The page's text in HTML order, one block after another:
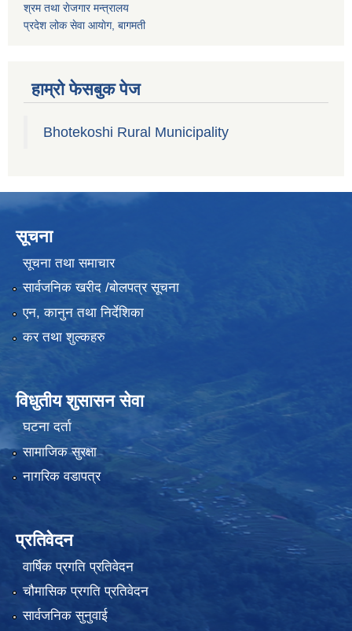
श्रम तथा राेजगार मन्त्रालय
प्रदेश लोक सेवा आयाेग, बागमती
हाम्रो फेसबुक पेज
Bhotekoshi Rural Municipality
सूचना
सूचना तथा समाचार
सार्वजनिक खरीद /बोलपत्र सूचना
एन, कानुन तथा निर्देशिका
कर तथा शुल्कहरु
विधुतीय शुसासन सेवा
घटना दर्ता
सामाजिक सुरक्षा
नागरिक वडापत्र
प्रतिवेदन
वार्षिक प्रगति प्रतिवेदन
चौमासिक प्रगति प्रतिवेदन
सार्वजनिक सुनुवाई